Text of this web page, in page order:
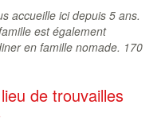
accueille ici depuis 5 ans.
est également
en famille nomade. 170
de trouvailles